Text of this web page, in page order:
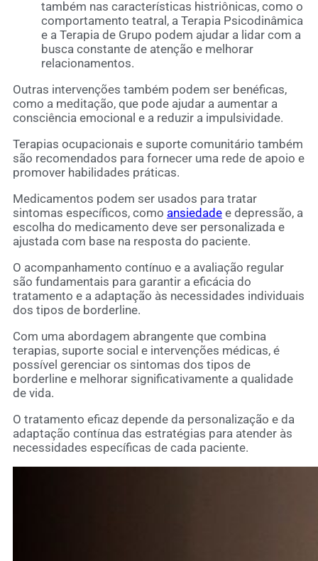
também nas características histriônicas, como o
comportamento teatral, a Terapia Psicodinâmica
e a Terapia de Grupo podem ajudar a lidar com a
busca constante de atenção e melhorar
relacionamentos.
Outras intervenções também podem ser benéficas,
como a meditação, que pode ajudar a aumentar a
consciência emocional e a reduzir a impulsividade.
Terapias ocupacionais e suporte comunitário também
são recomendados para fornecer uma rede de apoio e
promover habilidades práticas.
Medicamentos podem ser usados para tratar
sintomas específicos, como ansiedade e depressão, a
escolha do medicamento deve ser personalizada e
ajustada com base na resposta do paciente.
O acompanhamento contínuo e a avaliação regular
são fundamentais para garantir a eficácia do
tratamento e a adaptação às necessidades individuais
dos tipos de borderline.
Com uma abordagem abrangente que combina
terapias, suporte social e intervenções médicas, é
possível gerenciar os sintomas dos tipos de
borderline e melhorar significativamente a qualidade
de vida.
O tratamento eficaz depende da personalização e da
adaptação contínua das estratégias para atender às
necessidades específicas de cada paciente.